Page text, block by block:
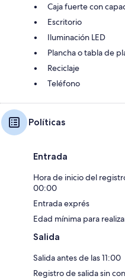
Caja fuerte con
Escritorio
Iluminación LED
Plancha o tabla de
Reciclaje
Teléfono
Políticas
Entrada
Hora de inicio del
00:00
Entrada exprés
Edad mínima para
Salida
Salida antes de las 11:00
Registro de salida sin